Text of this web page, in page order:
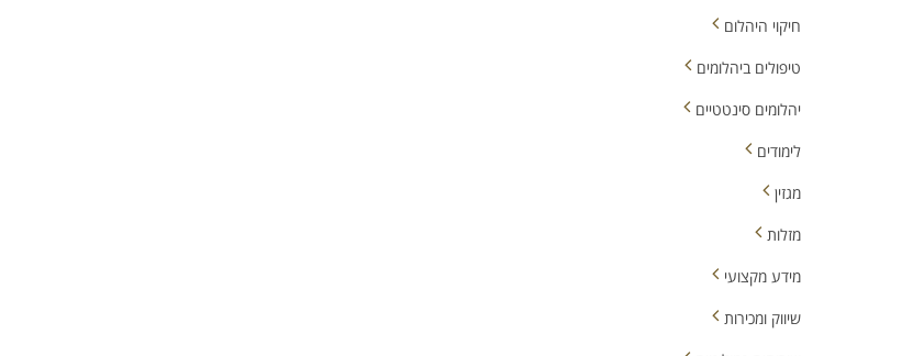
חיקוי היהלום
טיפולים ביהלומים
יהלומים סינטטיים
לימודים
מגזין
מזלות
מידע מקצועי
שיווק ומכירות